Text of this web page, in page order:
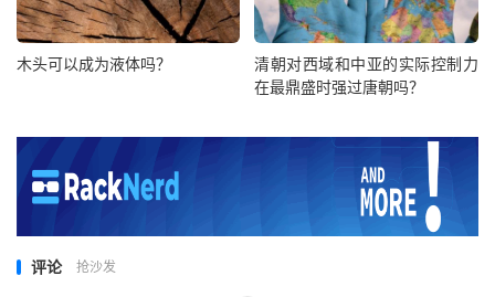
木头可以成为液体吗？
清朝对西域和中亚的实际控制力
在最鼎盛时强过唐朝吗？
评论 抢沙发